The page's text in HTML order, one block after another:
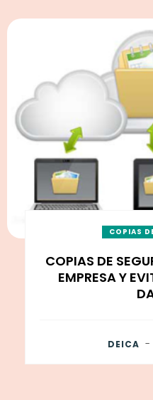
COPIAS
COPIAS DE
EMPRESA Y
DEICA -